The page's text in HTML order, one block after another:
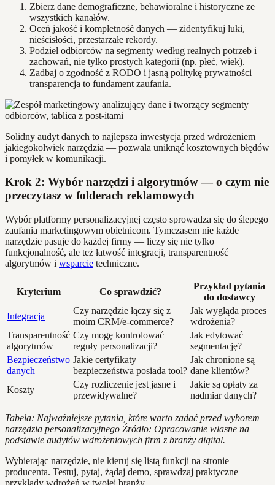
Zbierz dane demograficzne, behawioralne i historyczne ze
wszystkich kanałów.
Oceń jakość i kompletność danych — zidentyfikuj luki,
nieścisłości, przestarzałe rekordy.
Podziel odbiorców na segmenty według realnych potrzeb i
zachowań, nie tylko prostych kategorii (np. płeć, wiek).
Zadbaj o zgodność z RODO i jasną politykę prywatności —
transparencja to fundament zaufania.
Solidny audyt danych to najlepsza inwestycja przed wdrożeniem
jakiegokolwiek narzędzia — pozwala uniknąć kosztownych błędów
i pomyłek w komunikacji.
Krok 2: Wybór narzędzi i algorytmów — o czym nie
przeczytasz w folderach reklamowych
Wybór platformy personalizacyjnej często sprowadza się do ślepego
zaufania marketingowym obietnicom. Tymczasem nie każde
narzędzie pasuje do każdej firmy — liczy się nie tylko
funkcjonalność, ale też łatwość integracji, transparentność
algorytmów i wsparcie techniczne.
Kryterium Co sprawdzić?
Przykład pytania
do dostawcy
Integracja
Czy narzędzie łączy się z
moim CRM/e-commerce?
Jak wygląda proces
wdrożenia?
Transparentność
algorytmów
Czy mogę kontrolować
reguły personalizacji?
Jak edytować
segmentację?
Bezpieczeństwo
danych
Jakie certyfikaty
bezpieczeństwa posiada tool?
Jak chronione są
dane klientów?
Koszty
Czy rozliczenie jest jasne i
przewidywalne?
Jakie są opłaty za
nadmiar danych?
Tabela: Najważniejsze pytania, które warto zadać przed wyborem
narzędzia personalizacyjnego Źródło: Opracowanie własne na
podstawie audytów wdrożeniowych firm z branży digital.
Wybierając narzędzie, nie kieruj się listą funkcji na stronie
producenta. Testuj, pytaj, żądaj demo, sprawdzaj praktyczne
przykłady wdrożeń w twojej branży.